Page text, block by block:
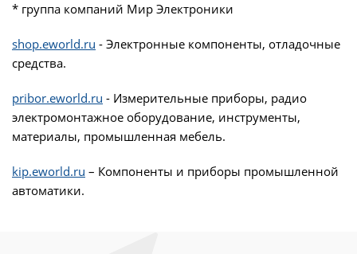
* группа компаний Мир Электроники
shop.eworld.ru - Электронные компоненты, отладочные
средства.
pribor.eworld.ru - Измерительные приборы, радио
электромонтажное оборудование, инструменты,
материалы, промышленная мебель.
kip.eworld.ru – Компоненты и приборы промышленной
автоматики.